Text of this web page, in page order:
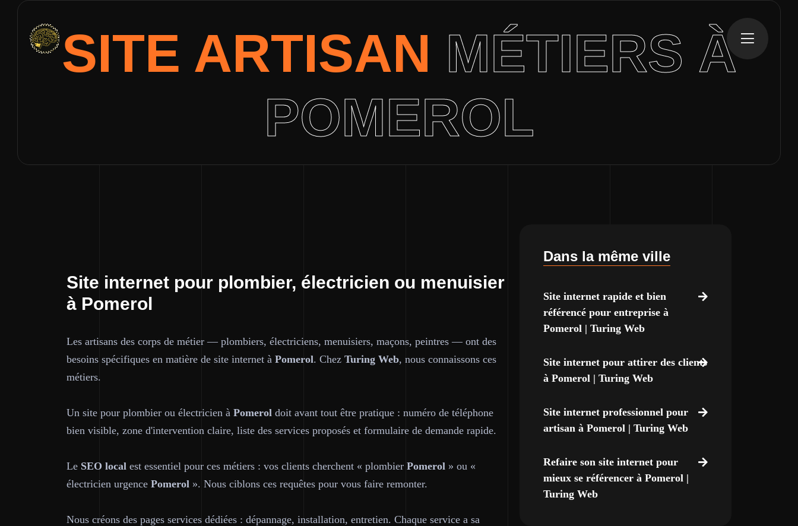
SITE ARTISAN MÉTIERS À
POMEROL
Site internet pour plombier, électricien ou menuisier
à Pomerol
Les artisans des corps de métier — plombiers, électriciens, menuisiers, maçons, peintres — ont des
besoins spécifiques en matière de site internet à Pomerol. Chez Turing Web, nous connaissons ces
métiers.
Un site pour plombier ou électricien à Pomerol doit avant tout être pratique : numéro de téléphone
bien visible, zone d'intervention claire, liste des services proposés et formulaire de demande rapide.
Le SEO local est essentiel pour ces métiers : vos clients cherchent « plombier Pomerol » ou «
électricien urgence Pomerol ». Nous ciblons ces requêtes pour vous faire remonter.
Nous créons des pages services dédiées : dépannage, installation, entretien. Chaque service a sa
Dans la même ville
Site internet rapide et bien
référencé pour entreprise à
Pomerol | Turing Web
Site internet pour attirer des clients
à Pomerol | Turing Web
Site internet professionnel pour
artisan à Pomerol | Turing Web
Refaire son site internet pour
mieux se référencer à Pomerol |
Turing Web